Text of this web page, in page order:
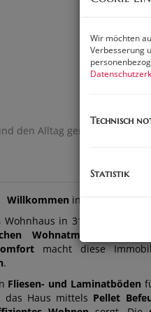
Willkommen in Ihrem
Wohnhaus in 3124 Ambach
Wohnatmosphäre
macht diese
.
Fliesen- und Laminatböden
Haus mittels Pellet
Wir möchten
Verbesserung
Technisch
Statistik